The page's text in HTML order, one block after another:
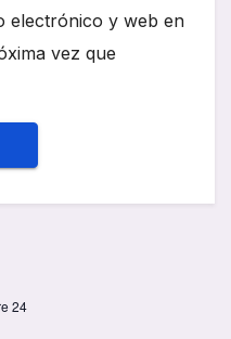
electrónico y web en
vez que
24